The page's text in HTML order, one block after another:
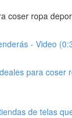
coser ropa
- Video
para coser
de telas